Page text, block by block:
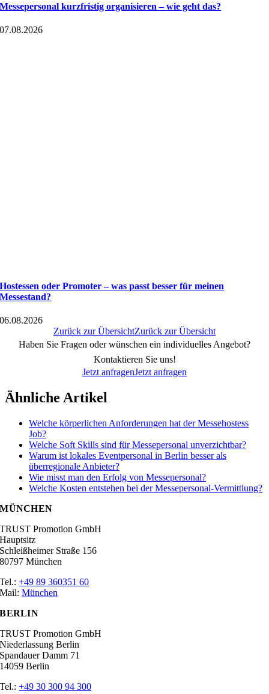
Messepersonal kurzfristig organisieren – wie geht das?
07.08.2026
Hostessen oder Promoter – was passt besser für meinen
Messestand?
06.08.2026
Zurück zur ÜbersichtZurück zur Übersicht
Haben Sie Fragen oder wünschen ein individuelles Angebot?
Kontaktieren Sie uns!
Jetzt anfragenJetzt anfragen
Ähnliche Artikel
Welche körperlichen Anforderungen hat der Messehostess
Job?
Welche Soft Skills sind für Messepersonal unverzichtbar?
Warum ist lokales Eventpersonal in Berlin besser als
überregionale Anbieter?
Wie misst man den Erfolg von Messepersonal?
Welche Kosten entstehen bei der Messepersonal-Vermittlung?
MÜNCHEN
TRUST Promotion GmbH
Hauptsitz
Schleißheimer Straße 156
80797 München
Tel.:+49 89 360351 60
Mail:München
BERLIN
TRUST Promotion GmbH
Niederlassung Berlin
Spandauer Damm 71
14059 Berlin
Tel.:+49 30 300 94 300